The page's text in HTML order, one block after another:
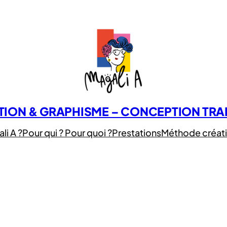
& GRAPHISME – CONCEPTION
A ?Pour qui ? Pour quoi ?PrestationsMéthode